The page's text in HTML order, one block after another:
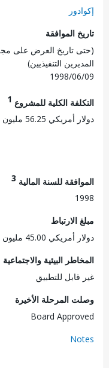
الموافقة
تاريخ العرض على مجلس
التنفيذيين)
1998/
الكلية للمشروع1
56.25 مليون
للسنة المالية3
45.00 مليون
البيئية والاجتماعية
للتطبيق
المرحلة الأخيرة
Board